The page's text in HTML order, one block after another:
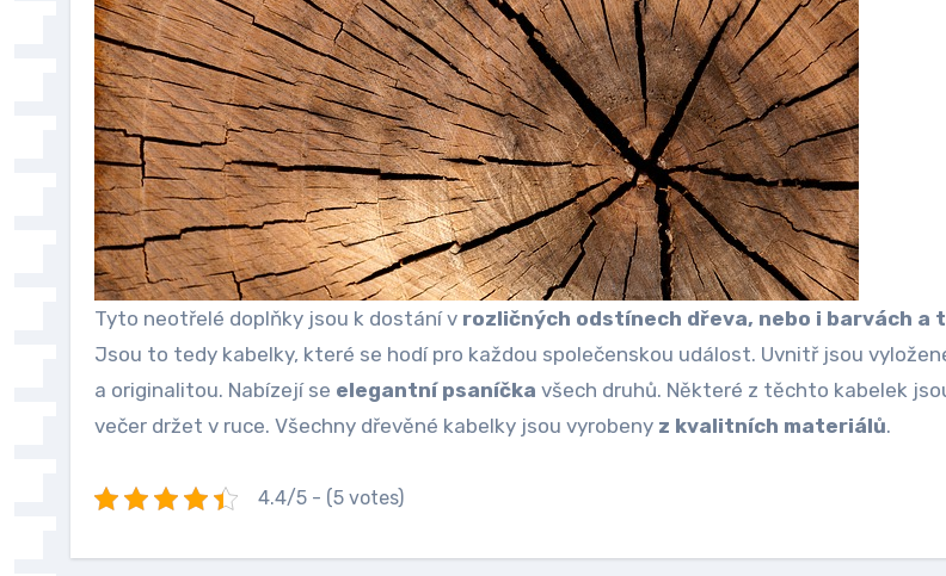
Tyto neotřelé doplňky jsou k dostání v rozličných odstínech dřeva, nebo i barvách a
Jsou to tedy kabelky, které se hodí pro každou společenskou událost. Uvnitř jsou
a originalitou. Nabízejí se elegantní psaníčka všech druhů. Některé z těchto kabelek
večer držet v ruce. Všechny dřevěné kabelky jsou vyrobeny z kvalitních materiálů.
4.4/5 - (5 votes)